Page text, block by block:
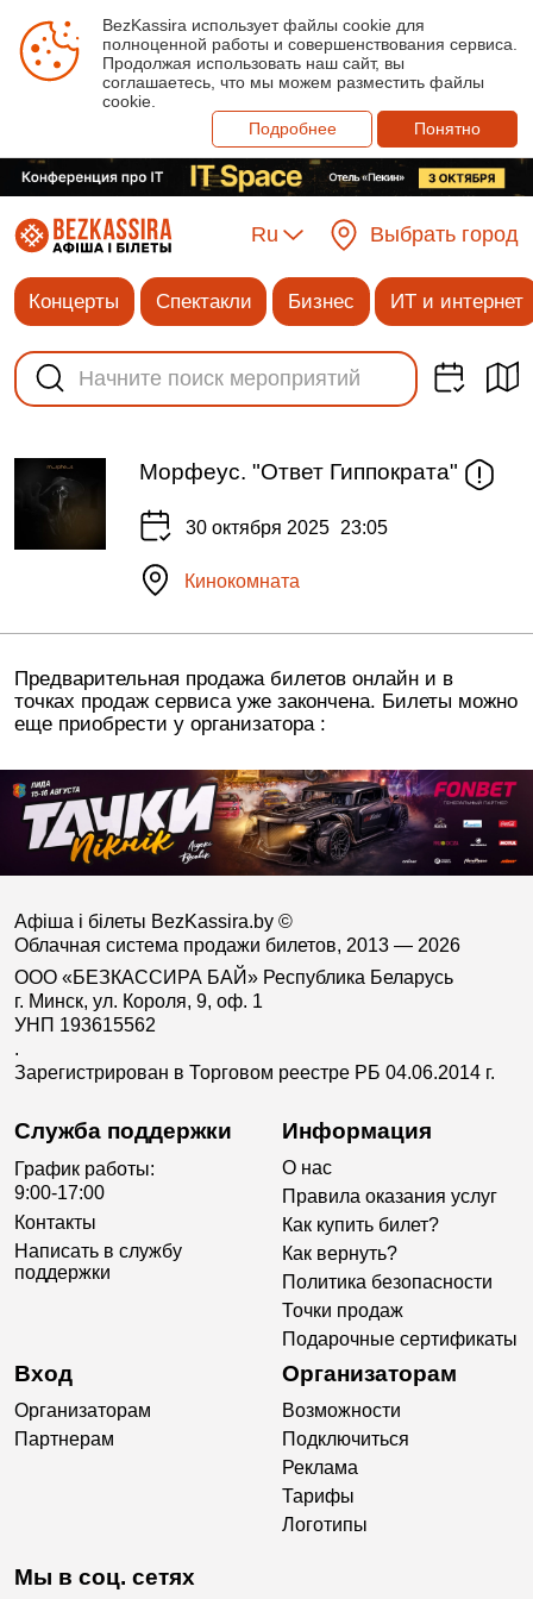
BezKassira использует файлы cookie для
полноценной работы и совершенствования сервиса.
Продолжая использовать наш сайт, вы
соглашаетесь, что мы можем разместить файлы
cookie.
Подробнее
Понятно
Ru Выбрать город
Концерты Спектакли Бизнес ИТ и интернет
Морфеус. "Ответ Гиппократа"
30 октября 2025 23:05
Кинокомната
Предварительная продажа билетов онлайн и в
точках продаж сервиса уже закончена. Билеты можно
еще приобрести у организатора :
Афіша і білеты BezKassira.by ©
Облачная система продажи билетов, 2013 — 2026
ООО «БЕЗКАССИРА БАЙ» Республика Беларусь
г. Минск, ул. Короля, 9, оф. 1
УНП 193615562
.
Зарегистрирован в Торговом реестре РБ 04.06.2014 г.
Служба поддержки
График работы:
9:00-17:00
Контакты
Написать в службу
поддержки
Информация
О нас
Правила оказания услуг
Как купить билет?
Как вернуть?
Политика безопасности
Точки продаж
Подарочные сертификаты
Вход
Организаторам
Партнерам
Организаторам
Возможности
Подключиться
Реклама
Тарифы
Логотипы
Мы в соц. сетях